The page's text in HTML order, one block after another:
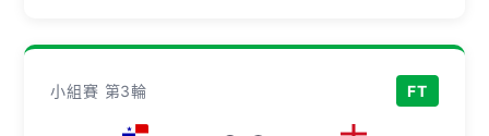
小組賽 第3輪 FT